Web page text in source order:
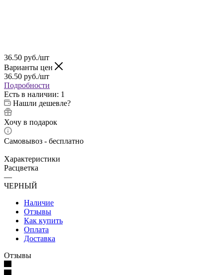
36.50 руб./шт
Варианты цен
36.50 руб./шт
Подробности
Есть в наличии: 1
Нашли дешевле?
Хочу в подарок
Самовывоз - бесплатно
Характеристики
Расцветка
—
ЧЕРНЫЙ
Наличие
Отзывы
Как купить
Оплата
Доставка
Отзывы